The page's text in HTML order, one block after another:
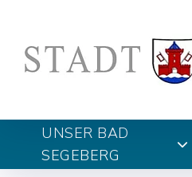
UNSER BAD
SEGEBERG